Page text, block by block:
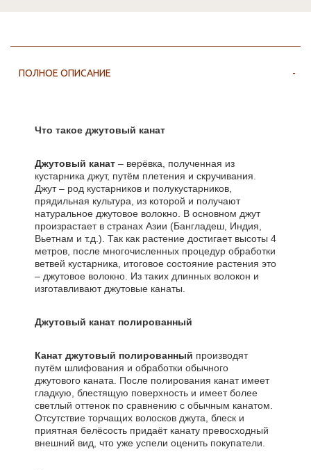
ПОЛНОЕ ОПИСАНИЕ
Что такое джутовый канат
Джутовый канат – верёвка, полученная из
кустарника джут, путём плетения и скручивания.
Джут – род кустарников и полукустарников,
прядильная культура, из которой и получают
натуральное джутовое волокно. В основном джут
произрастает в странах Азии (Бангладеш, Индия,
Вьетнам и т.д.). Так как растение достигает высоты 4
метров, после многочисленных процедур обработки
ветвей кустарника, итоговое состояние растения это
– джутовое волокно. Из таких длинных волокон и
изготавливают джутовые канаты.
Джутовый канат полированный
Канат джутовый полированный производят
путём шлифования и обработки обычного
джутового каната. После полирования канат имеет
гладкую, блестящую поверхность и имеет более
светлый оттенок по сравнению с обычным канатом.
Отсутствие торчащих волосков джута, блеск и
приятная белёсость придаёт канату превосходный
внешний вид, что уже успели оценить покупатели.